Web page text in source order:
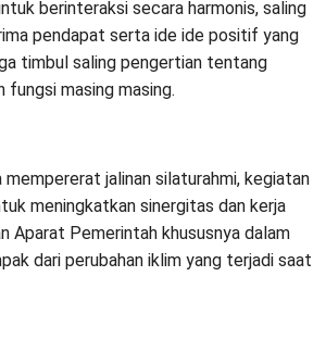
berinteraksi secara harmonis, saling
pendapat serta ide ide positif yang
timbul saling pengertian tentang
fungsi masing masing.
mempererat jalinan silaturahmi, kegiatan
meningkatkan sinergitas dan kerja
Aparat Pemerintah khususnya dalam
dari perubahan iklim yang terjadi saat